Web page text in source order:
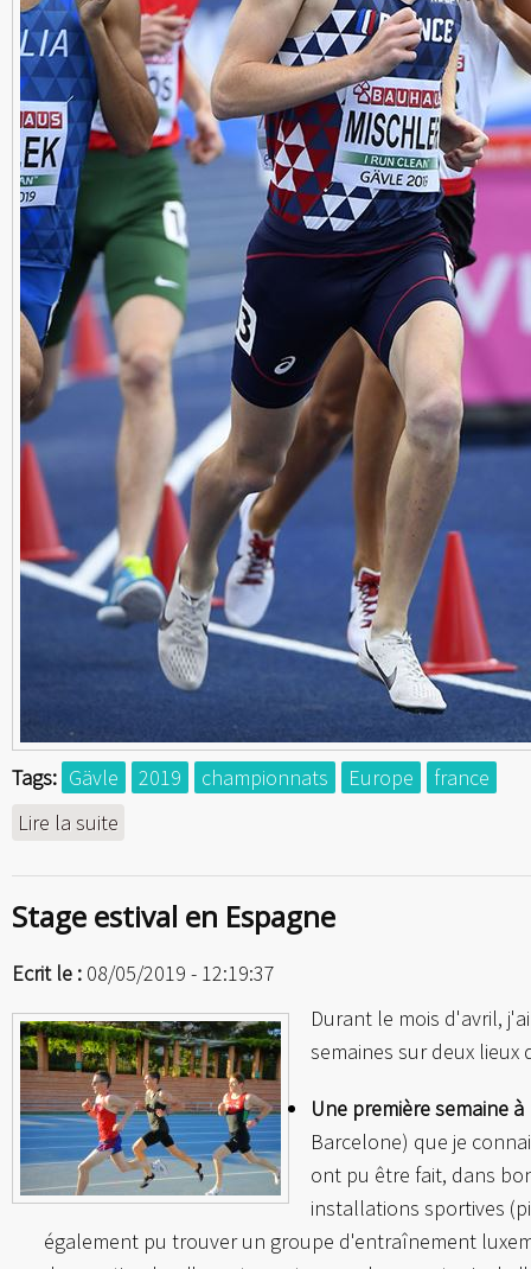
Tags: Gävle 2019 championnats Europe
france
Lire la suite
Stage estival en Espagne
Ecrit le : 08/05/2019 - 12:19:37
Durant le mois d'avril,
semaines sur deux lieux
Une première semaine
Barcelone) que je
ont pu être fait, dans
installations sportives
également pu trouver un groupe d'entraînement